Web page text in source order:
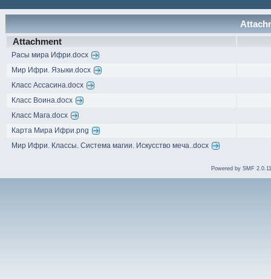
Attachment
Расы мира Ифри.docx
Мир Ифри. Языки.docx
Класс Ассасина.docx
Класс Воина.docx
Класс Мага.docx
Карта Мира Ифри.png
Мир Ифри. Классы. Система магии. Искусство меча..docx
Powered by SMF 2.0.11